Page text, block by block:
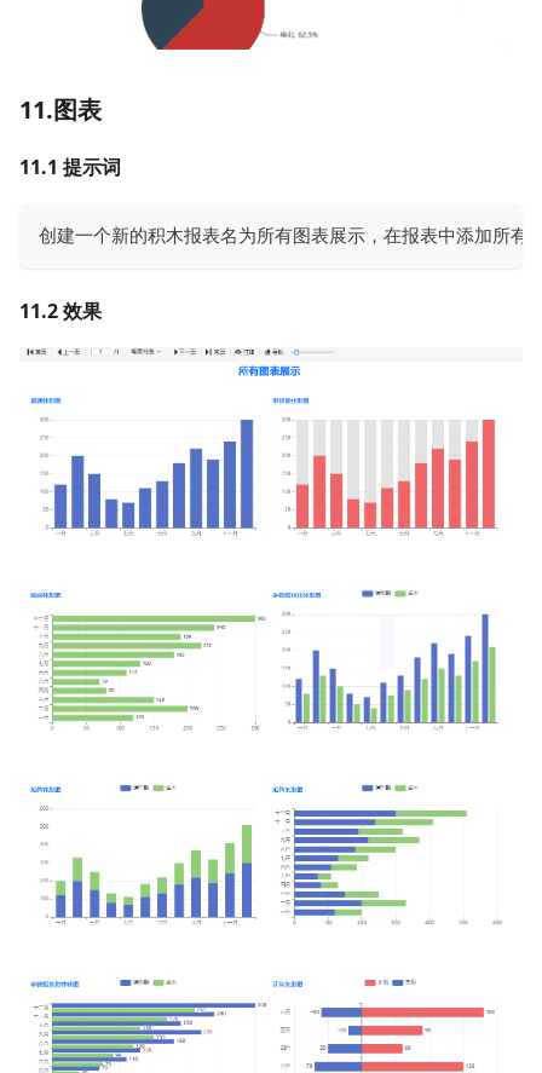
11.图表
11.1 提示词
创建一个新的积木报表名为所有图表展示，在报表中添加所
11.2 效果